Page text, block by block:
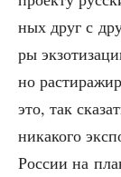
ных друг с
ры
но
это, так
ника­ко­го
Рос­сии на